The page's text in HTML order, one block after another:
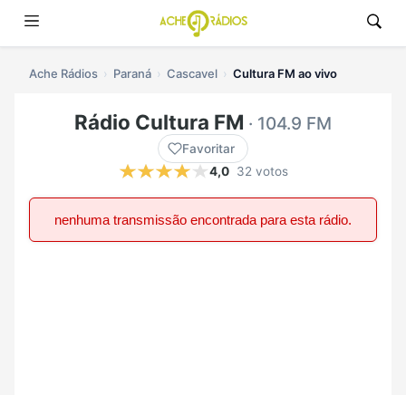
Ache Rádios Paraná Cascavel Cultura FM ao vivo
Rádio Cultura FM · 104.9 FM
Favoritar
4,0 32 votos
nenhuma transmissão encontrada para esta rádio.